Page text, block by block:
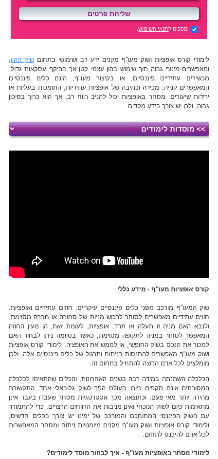
מסכים לתנאי השימוש.
לימודי קורס אופציות ושוק מעו"ף מקנים ידע רב ושימושי בתחוםשוק ההון,
ומאפשרים מינוף גבוה תוך שימוש בהון עצמי קטן אך בהיקף עסקאות גדול.
מכשירים עתידיים פיננסיים, או בקיצור מעו"ף, הינם כלים פיננסיים
המאפשרים קנייה, מכירה וכתיבה של אופציות עתידיות, התומכות בעליות או
ירידות שיעורים. מסחר באופציות יכול להניב רווח רב, אך הוא כרוך בסיכון
גבוה, ולכן יש צורך בידע מקדים.
קורס אופציות מעו"ף - מידע כללי
שוק המעו"ף מורכב משני כלים פיננסיים עיקריים, חוזים עתידיים ואופציות.
חוזים עתידיים מאפשרים לסוחר לרכוש מניות של סחורה או חברה מסוימת,
ולנבא האם מניה זו תעלה או תרד. אופציות, לעומת זאת, הן מעין החוזה
המאפשר לסחור במניה לתקופה מסוימת, כאשר בסיומה ניתן לבחור האם
למכור את הנכס בשוק החופשי, או לממש את האופציה. לימודי קורס אופציות
ושוק מעו"ף מאפשרים להתנסות בניתוח ותרגול של כלים פיננסיים אלה, ולכן
מומלצים לכל אדם הרוצה להתחיל בתחום זה.
הכלכלה השתנתה במידה רבה בשנים האחרונות, והכלים שהתאימו לכלכלה
המסורתית אינם תקפים כיום. העולם הפך לשוק גלובאלי אחד, התקשורת
מהירה יותר מאי פעם, וכתוצאה מכך אסטרטגיות מסחר שעבדו בעבר אינן
מתאימות כיום לשוק הנוכחי ואינן מניבות את הרווחים הרצויים. כדי להתמודד
עם השוק הפיננסי המתוחכם והמורכב של ימינו יש צורך בכלים חדשים,
ולימודי קורס אופציות ושוק מעו"ף מקנים מיומנויות ניתוח ומסחר המאפשרות
לכל אדם להיכנס לתחום.
לימודי מסחר באופציות מעו"ף - איך לבחור מוסד לימודים?